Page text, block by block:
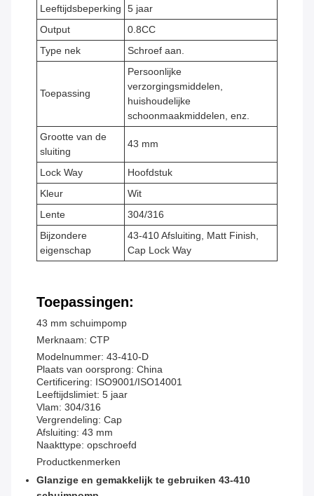
Leeftijdsbeperking
5 jaar
Output
0.8CC
Type nek
Schroef aan.
Toepassing
Persoonlijke
verzorgingsmiddelen,
huishoudelijke
schoonmaakmiddelen, enz.
Grootte van de
sluiting
43 mm
Lock Way
Hoofdstuk
Kleur
Wit
Lente
304/316
Bijzondere
eigenschap
43-410 Afsluiting, Matt Finish,
Cap Lock Way
Toepassingen:
43 mm schuimpomp
Merknaam: CTP
Modelnummer: 43-410-D
Plaats van oorsprong: China
Certificering: ISO9001/ISO14001
Leeftijdslimiet: 5 jaar
Vlam: 304/316
Vergrendeling: Cap
Afsluiting: 43 mm
Naakttype: opschroefd
Productkenmerken
Glanzige en gemakkelijk te gebruiken 43-410